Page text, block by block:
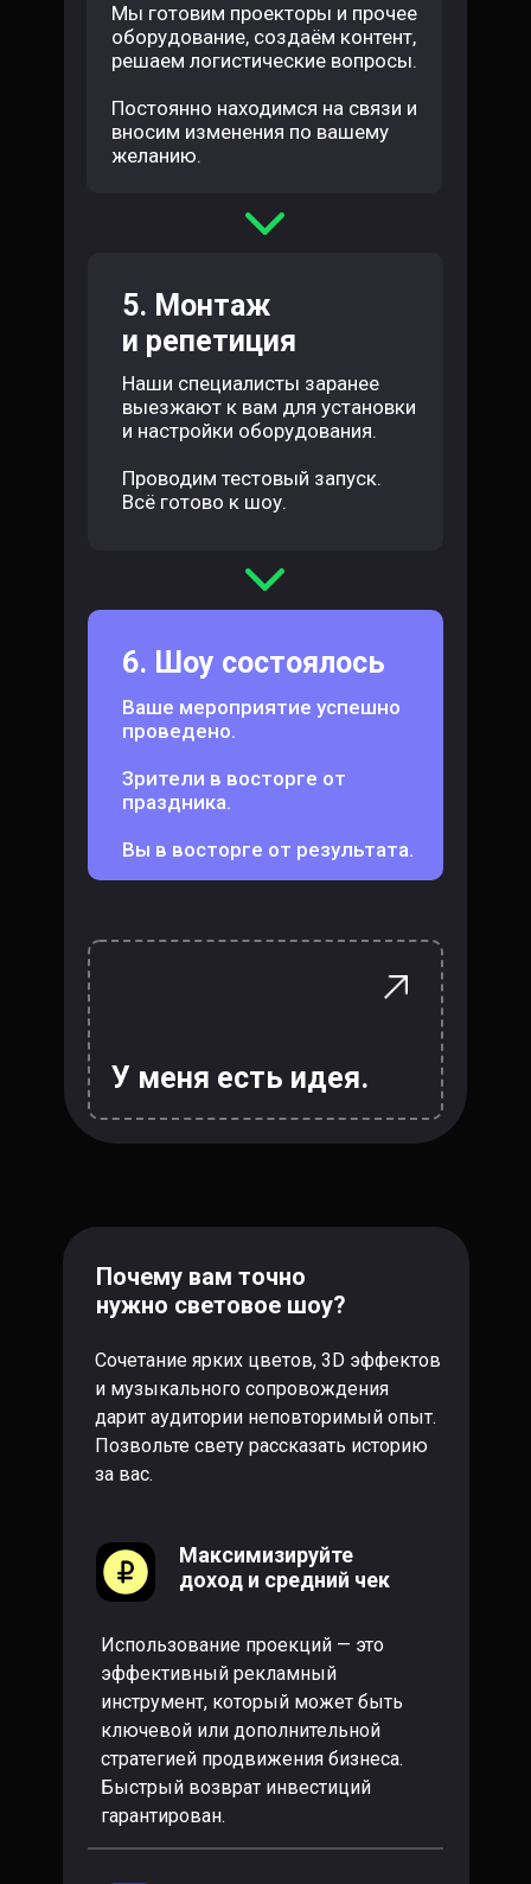
У меня есть идея.
Мы готовим проекторы и прочее
оборудование, создаём контент,
решаем логистические вопросы.
Постоянно находимся на связи и
вносим изменения по вашему
желанию.
5. Монтаж
и репетиция
Наши специалисты заранее
выезжают к вам для установки
и настройки оборудования.
Проводим тестовый запуск.
Всё готово к шоу.
6. Шоу состоялось
Ваше мероприятие успешно
проведено.
Зрители в восторге от
праздника.
Вы в восторге от результата.
Почему вам точно
нужно световое шоу?
Максимизируйте
доход и средний чек
Использование проекций — это
эффективный рекламный
инструмент, который может быть
ключевой или дополнительной
стратегией продвижения бизнеса.
Быстрый возврат инвестиций
гарантирован.
Сочетание ярких цветов, 3D эффектов
и музыкального сопровождения
дарит аудитории неповторимый опыт.
Позвольте свету рассказать историю
за вас.